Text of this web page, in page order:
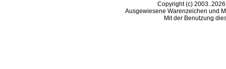
Copyright (c)
Ausgewiesene Warenzeichen und
Mit der Benutzung